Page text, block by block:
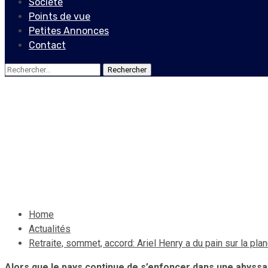
Points de vue
Petites Annonces
Contact
Rechercher :
Home
Actualités
Retraite, sommet, accord: Ariel Henry a du pain sur la